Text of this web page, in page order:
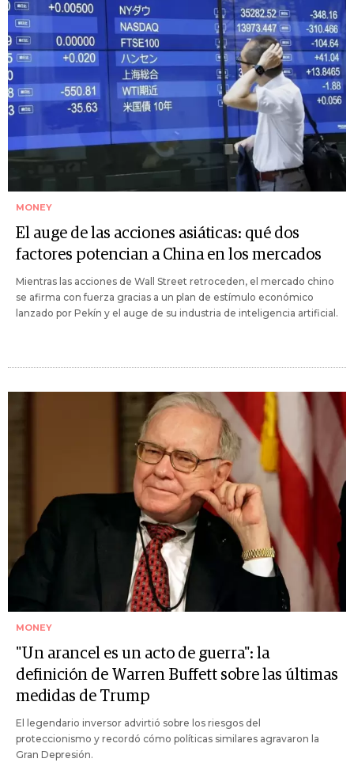
MONEY
El auge de las acciones asiáticas: qué dos
factores potencian a China en los mercados
Mientras las acciones de Wall Street retroceden, el mercado chino
se afirma con fuerza gracias a un plan de estímulo económico
lanzado por Pekín y el auge de su industria de inteligencia artificial.
MONEY
"Un arancel es un acto de guerra": la
definición de Warren Buffett sobre las últimas
medidas de Trump
El legendario inversor advirtió sobre los riesgos del
proteccionismo y recordó cómo políticas similares agravaron la
Gran Depresión.